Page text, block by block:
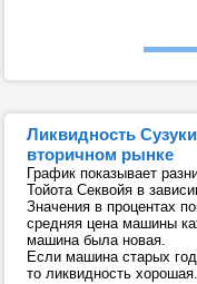
Ликвидность
вторичном рынке
График показывает
Тойота Секвойя в
Значения в процентах
средняя цена машины
машина была новая.
Если машина старых
то ликвидность хорошая.